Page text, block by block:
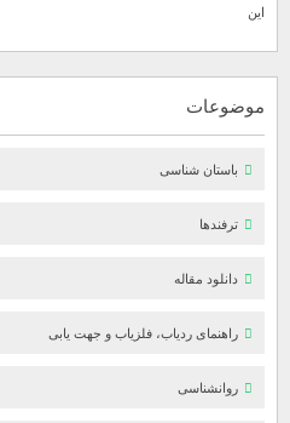
این
موضوعات
باستان شناسی
ترفندها
دانلود مقاله
راهنمای ردیاب، فلزیاب و جهت یابی
روانشناسی